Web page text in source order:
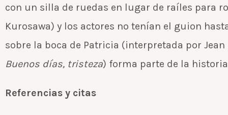
con un silla de ruedas en lugar de raíles para
Kurosawa) y los actores no tenían el guion
sobre la boca de Patricia (interpretada por
Buenos días, tristeza) forma parte de la
Referencias y citas